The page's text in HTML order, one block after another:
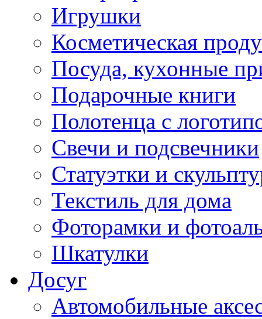
Игрушки
Косметическая
Посуда, кухонные
Подарочные книги
Полотенца с
Свечи и подсвечники
Статуэтки и
Текстиль для дома
Фоторамки и
Шкатулки
Досуг
Автомобильные